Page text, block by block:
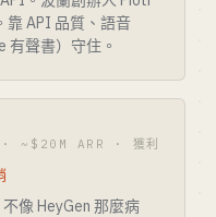
靠 API 品質、語音
有聲書）守住。
~$20M ARR · 獲利
像 HeyGen 那麼病